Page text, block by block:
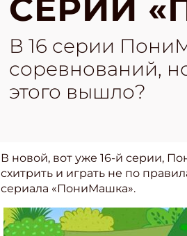
СЕРИИ
В 16 серии
соревнований,
этого вышло?
В новой, вот уже 16-й серии,
схитрить и играть не по
сериала «ПониМашка».